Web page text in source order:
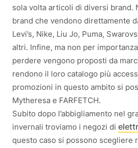
sola volta articoli di diversi brand.
brand che vendono direttamente
Levi’s, Nike, Liu Jo, Puma,
altri. Infine, ma non per
perdere vengono proposti da
rendono il loro catalogo più
promozioni in questo ambito si
Mytheresa e FARFETCH.
Subito dopo l’abbigliamento nel
invernali troviamo i negozi di
questo caso si possono scegliere